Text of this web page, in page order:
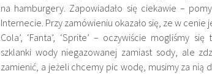
na hamburgery. Zapowiadało się ciekawie –
Internecie. Przy zamówieniu okazało się, ze w cenie
Cola’, ‘Fanta’, ‘Sprite’ – oczywiście mogliśmy
szklanki wody niegazowanej zamiast sody, ale
zamienić, a jeżeli chcemy pic wodę, musimy za nią